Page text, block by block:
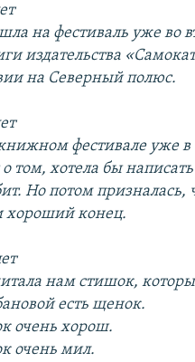
на фестиваль уже во
издательства
на Северный полюс.
фестивале уже в
том, хотела бы
Но потом призналась,
хороший конец.
нам стишок,
есть щенок.
очень хорош.
очень мил.